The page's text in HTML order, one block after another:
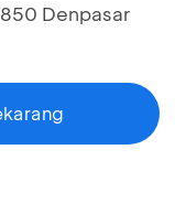
Denpasar